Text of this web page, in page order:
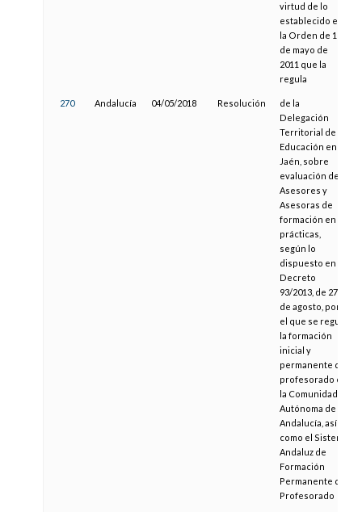
virtud de lo
establecido en
la Orden de 18
de mayo de
2011 que la
regula
270 Andalucía 04/05/2018 Resolución
de la
Delegación
Territorial de
Educación en
Jaén, sobre
evaluación de
Asesores y
Asesoras de
formación en
prácticas,
según lo
dispuesto en el
Decreto
93/2013, de 27
de agosto, por
el que se regula
la formación
inicial y
permanente del
profesorado en
la Comunidad
Autónoma de
Andalucía, así
como el Sistema
Andaluz de
Formación
Permanente del
Profesorado